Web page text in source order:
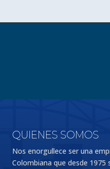
QUIENES SOMOS
Nos enorgullece ser una
Colombiana que desde 1975